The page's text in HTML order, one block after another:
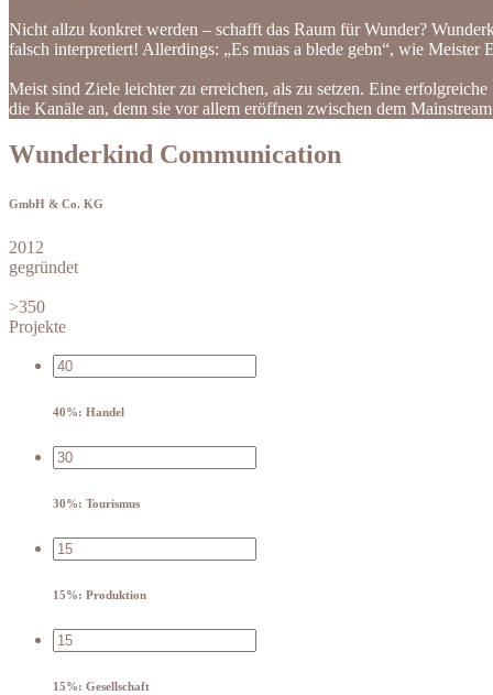
Nicht allzu konkret werden – schafft das Raum für Wunder?
falsch interpretiert! Allerdings: „Es muas a blede gebn“, wie Meister
Meist sind Ziele leichter zu erreichen, als zu setzen. Eine
die Kanäle an, denn sie vor allem eröffnen zwischen dem
Wunderkind Communication
GmbH & Co. KG
2012
gegründet
>350
Projekte
40%: Handel
30%: Tourismus
15%: Produktion
15%: Gesellschaft